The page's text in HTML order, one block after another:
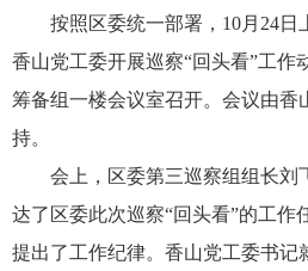
按照区委统一部署，10月24
香山党工委开展巡察“回头看”工作
筹备组一楼会议室召开。会议由香
持。
会上，区委第三巡察组组长刘
达了区委此次巡察“回头看”的工作
提出了工作纪律。 香山党工委书记